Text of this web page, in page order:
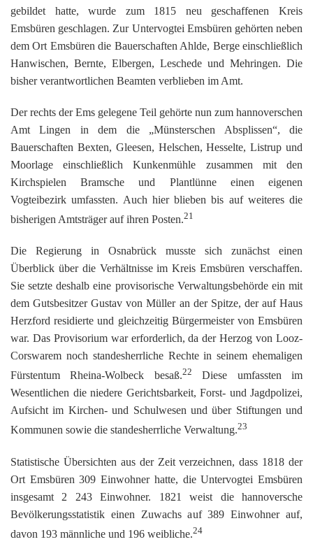
gebildet hatte, wurde zum 1815 neu geschaffenen Kreis
Emsbüren geschlagen. Zur Untervogtei Emsbüren gehörten neben
dem Ort Emsbüren die Bauerschaften Ahlde, Berge einschließlich
Hanwischen, Bernte, Elbergen, Leschede und Mehringen. Die
bisher verantwortlichen Beamten verblieben im Amt.
Der rechts der Ems gelegene Teil gehörte nun zum hannoverschen
Amt Lingen in dem die „Münsterschen Absplissen“, die
Bauerschaften Bexten, Gleesen, Helschen, Hesselte, Listrup und
Moorlage einschließlich Kunkenmühle zusammen mit den
Kirchspielen Bramsche und Plantlünne einen eigenen
Vogteibezirk umfassten. Auch hier blieben bis auf weiteres die
bisherigen Amtsträger auf ihren Posten.21
Die Regierung in Osnabrück musste sich zunächst einen
Überblick über die Verhältnisse im Kreis Emsbüren verschaffen.
Sie setzte deshalb eine provisorische Verwaltungsbehörde ein mit
dem Gutsbesitzer Gustav von Müller an der Spitze, der auf Haus
Herzford residierte und gleichzeitig Bürgermeister von Emsbüren
war. Das Provisorium war erforderlich, da der Herzog von Looz-
Corswarem noch standesherrliche Rechte in seinem ehemaligen
Fürstentum Rheina-Wolbeck besaß.22
Diese umfassten im
Wesentlichen die niedere Gerichtsbarkeit, Forst- und Jagdpolizei,
Aufsicht im Kirchen- und Schulwesen und über Stiftungen und
Kommunen sowie die standesherrliche Verwaltung.23
Statistische Übersichten aus der Zeit verzeichnen, dass 1818 der
Ort Emsbüren 309 Einwohner hatte, die Untervogtei Emsbüren
insgesamt 2 243 Einwohner. 1821 weist die hannoversche
Bevölkerungsstatistik einen Zuwachs auf 389 Einwohner auf,
davon 193 männliche und 196 weibliche.24